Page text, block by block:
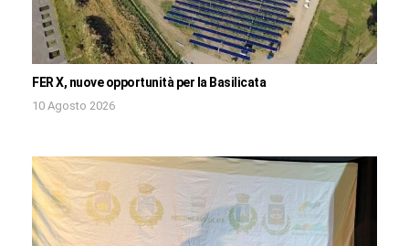
FER X, nuove opportunità per la Basilicata
10 Agosto 2026